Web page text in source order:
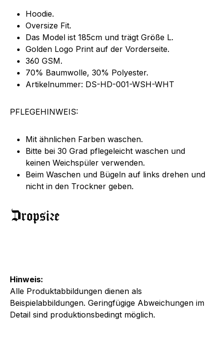
Hinweis:
Alle Produktabbildungen dienen als
Beispielabbildungen. Geringfügige Abweichungen im
Detail sind produktionsbedingt möglich.
Hoodie.
Oversize Fit.
Das Model ist 185cm und trägt Größe L.
Golden Logo Print auf der Vorderseite.
360 GSM.
70% Baumwolle, 30% Polyester.
Artikelnummer: DS-HD-001-WSH-WHT
PFLEGEHINWEIS:
Mit ähnlichen Farben waschen.
Bitte bei 30 Grad pflegeleicht waschen und
keinen Weichspüler verwenden.
Beim Waschen und Bügeln auf links drehen und
nicht in den Trockner geben.